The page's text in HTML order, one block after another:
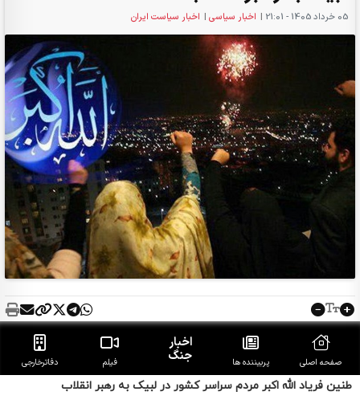
طنین فریاد الله اکبر مردم سراسر کشور در لبیک به رهبر انقلاب